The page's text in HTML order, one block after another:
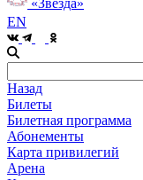
EN
Назад
Билеты
Билетная программа
Абонементы
Карта привилегий
Арена